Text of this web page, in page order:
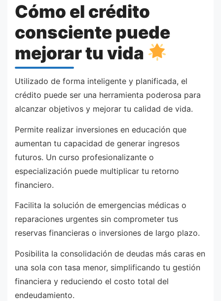
Cómo el crédito
consciente puede
mejorar tu vida
Utilizado de forma inteligente y planificada, el
crédito puede ser una herramienta poderosa para
alcanzar objetivos y mejorar tu calidad de vida.
Permite realizar inversiones en educación que
aumentan tu capacidad de generar ingresos
futuros. Un curso profesionalizante o
especialización puede multiplicar tu retorno
financiero.
Facilita la solución de emergencias médicas o
reparaciones urgentes sin comprometer tus
reservas financieras o inversiones de largo plazo.
Posibilita la consolidación de deudas más caras en
una sola con tasa menor, simplificando tu gestión
financiera y reduciendo el costo total del
endeudamiento.